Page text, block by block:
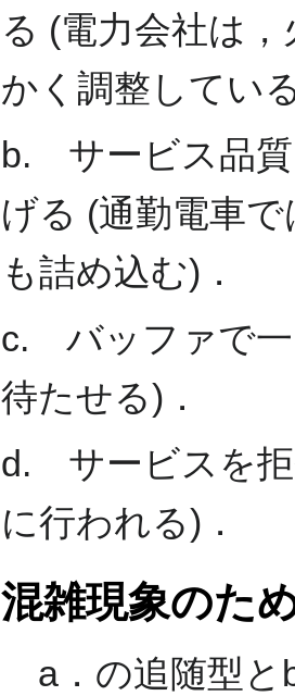
る (電力会社は
かく調整してい
b. サービス品質
げる (通勤電車
も詰め込む)．
c. バッファで一
待たせる)．
d. サービスを拒
に行われる)．
混雑現象のた
a．の追随型と